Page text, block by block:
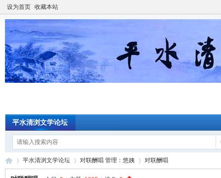
设为首页 收藏本站
平水清浏文学论坛
平水清浏文学论坛 对联酬唱 管理：悠姨 对联酬唱